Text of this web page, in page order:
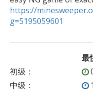
https://
g=5195059601
最
初级 ：
中级 ：